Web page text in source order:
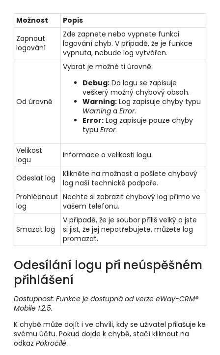
Možnost
Popis
Zapnout
logování
Zde zapnete nebo vypnete funkci
logování chyb. V případě, že je funkce
vypnuta, nebude log vytvářen.
Od úrovně
Vybrat je možné ti úrovně:
Debug: Do logu se zapisuje
veškerý možný chybový obsah.
Warning: Log zapisuje chyby typu
Warning aError.
Error: Log zapisuje pouze chyby
typuError.
Velikost
logu
Informace o velikosti logu.
Odeslat log
Klikněte na možnost a pošlete chybový
log naší technické podpoře.
Prohlédnout
log
Nechte si zobrazit chybový log přímo ve
vašem telefonu.
Smazat log
V případě, že je soubor příliš velký a jste
si jist, že jej nepotřebujete, můžete log
promazat.
Odesílání logu při neúspěšném
přihlášení
Dostupnost: Funkce je dostupná od verze eWay-CRM®
Mobile 1.2.5.
K chybě může dojít i ve chvíli, kdy se uživatel přilašuje ke
svému účtu. Pokud dojde k chybě, stačí kliknout na
odkaz Pokročilé.